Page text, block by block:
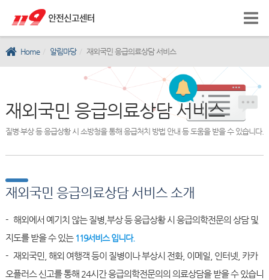
Home 알림마당 재외국민 응급의료상담 서비스
재외국민 응급의료상담 서비스
질병·부상 등 응급상황 시 소방청을 통해 응급처치 방법 안내 등 도움을 받을 수 있습니다.
재외국민 응급의료상담 서비스 소개
- 해외에서 예기치 않는 질병,부상 등 응급상황 시 응급의학전문의 상담 및
지도를 받을 수 있는 119서비스 입니다.
- 재외국민, 해외 여행객 등이 질병이나 부상시 전화, 이메일, 인터넷, 카카
오플러스 신고를 통해 24시간 응급의학전문의의 의료상담을 받을 수 있습니